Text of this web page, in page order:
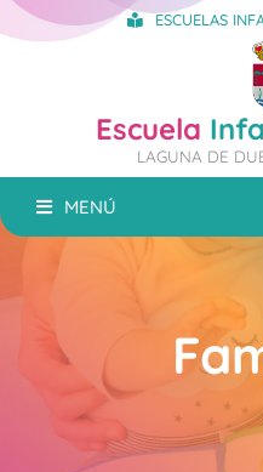
ESCUELAS
Escuela
LAGUNA DE
MENÚ